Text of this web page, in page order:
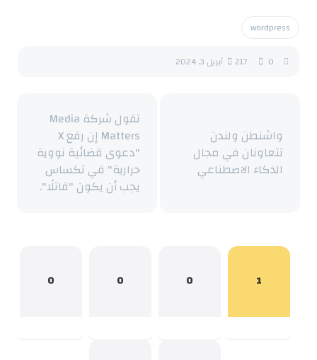
wordpress
217 0 أبريل 3, 2024
تقول شركة Media
Matters إن رفع X
"دعوى قضائية نووية
حرارية" في تكساس
يجب أن يكون "قاتلًا".
واشنطن ولندن
تتعاونان في مجال
الذكاء الاصطناعي
1
0
0
0